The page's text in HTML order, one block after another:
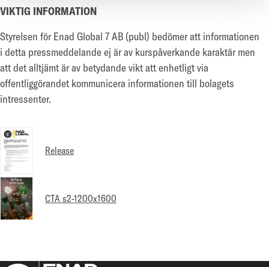
VIKTIG INFORMATION
Styrelsen för Enad Global 7 AB (publ) bedömer att informationen
i detta pressmeddelande ej är av kurspåverkande karaktär men
att det alltjämt är av betydande vikt att enhetligt via
offentliggörandet kommunicera informationen till bolagets
intressenter.
Release
CTA s2-1200x1600